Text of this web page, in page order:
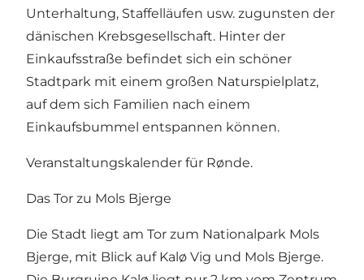
Unterhaltung, Staffelläufen usw. zugunsten der
dänischen Krebsgesellschaft. Hinter der
Einkaufsstraße befindet sich ein schöner
Stadtpark mit einem großen Naturspielplatz,
auf dem sich Familien nach einem
Einkaufsbummel entspannen können.
Veranstaltungskalender für Rønde.
Das Tor zu Mols Bjerge
Die Stadt liegt am Tor zum Nationalpark Mols
Bjerge, mit Blick auf Kalø Vig und Mols Bjerge.